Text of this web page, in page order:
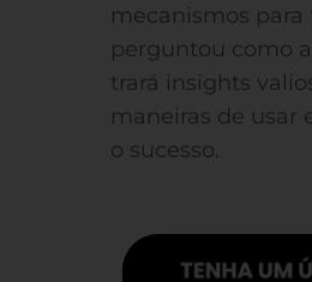
mecanismos para
perguntou como
trará insights
maneiras de usar
o sucesso.